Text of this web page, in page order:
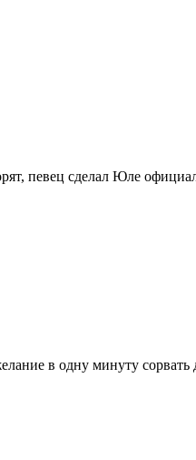
певец сделал Юле
в одну минуту